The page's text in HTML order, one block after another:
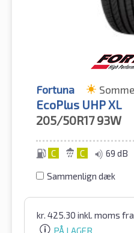
Fortuna
EcoPlus UHP XL
205/50R17 93W
C C 69 dB
Sammenlign dæk
kr. 425.30 inkl. moms
PÅ LAGER